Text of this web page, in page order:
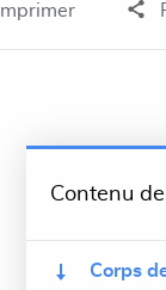
Imprimer
Contenu
Corps